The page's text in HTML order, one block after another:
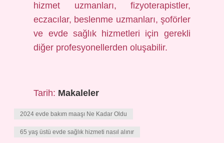
hizmet uzmanları, fizyoterapistler,
eczacılar, beslenme uzmanları, şoförler
ve evde sağlık hizmetleri için gerekli
diğer profesyonellerden oluşabilir.
Tarih: Makaleler
2024 evde bakım maaşı Ne Kadar Oldu
65 yaş üstü evde sağlık hizmeti nasıl alınır